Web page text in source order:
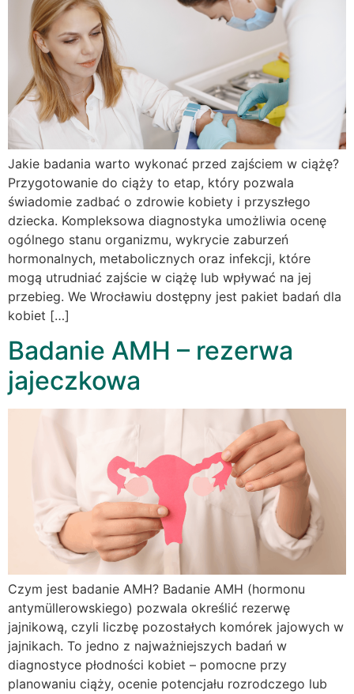
Jakie badania warto wykonać przed zajściem w ciążę?
Przygotowanie do ciąży to etap, który pozwala
świadomie zadbać o zdrowie kobiety i przyszłego
dziecka. Kompleksowa diagnostyka umożliwia ocenę
ogólnego stanu organizmu, wykrycie zaburzeń
hormonalnych, metabolicznych oraz infekcji, które
mogą utrudniać zajście w ciążę lub wpływać na jej
przebieg. We Wrocławiu dostępny jest pakiet badań dla
kobiet […]
Badanie AMH – rezerwa
jajeczkowa
Czym jest badanie AMH? Badanie AMH (hormonu
antymüllerowskiego) pozwala określić rezerwę
jajnikową, czyli liczbę pozostałych komórek jajowych w
jajnikach. To jedno z najważniejszych badań w
diagnostyce płodności kobiet – pomocne przy
planowaniu ciąży, ocenie potencjału rozrodczego lub